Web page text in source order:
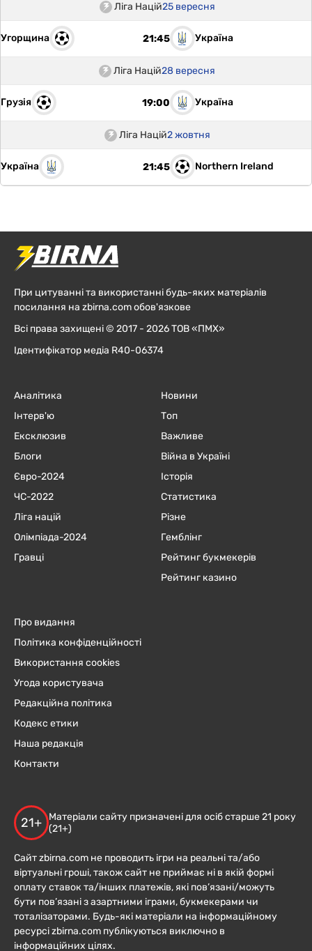
Ліга Націй25 вересня
Угорщина 21:45 Україна
Ліга Націй28 вересня
Грузія 19:00 Україна
Ліга Націй2 жовтня
Україна 21:45 Northern Ireland
При цитуванні та використанні будь-яких матеріалів
посилання на zbirna.com обов'язкове
Всі права захищені © 2017 - 2026 ТОВ «ПМХ»
Ідентифікатор медіа R40-06374
Аналітика
Інтерв'ю
Ексклюзив
Блоги
Євро-2024
ЧC-2022
Ліга націй
Олімпіада-2024
Гравці
Новини
Топ
Важливе
Війна в Україні
Історія
Статистика
Різне
Гемблінг
Рейтинг букмекерів
Рейтинг казино
Про видання
Політика конфіденційності
Використання cookies
Угода користувача
Редакційна політика
Кодекс етики
Наша редакція
Контакти
21+
Матеріали сайту призначені для осіб старше 21 року
(21+)
Сайт zbirna.com не проводить ігри на реальні та/або
віртуальні гроші, також сайт не приймає ні в якій формі
оплату ставок та/інших платежів, які пов’язані/можуть
бути пов’язані з азартними іграми, букмекерами чи
тоталізаторами. Будь-які матеріали на інформаційному
ресурсі zbirna.com публікуються виключно в
інформаційних цілях.